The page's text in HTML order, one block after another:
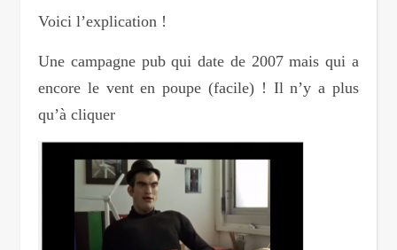
Voici l’explication !
Une campagne pub qui date de 2007 mais qui a
encore le vent en poupe (facile) ! Il n’y a plus
qu’à cliquer